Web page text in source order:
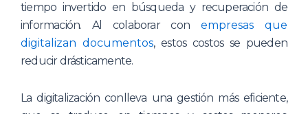
tiempo invertido en búsqueda y recuperación de
información. Al colaborar con empresas que
digitalizan documentos, estos costos se pueden
reducir drásticamente.
La digitalización conlleva una gestión más eficiente,